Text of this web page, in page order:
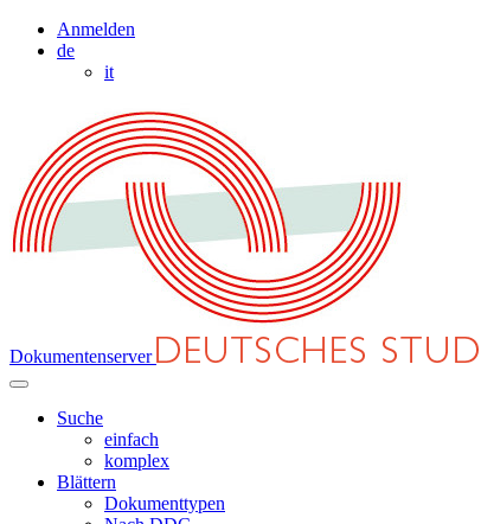
Anmelden
de
it
Dokumentenserver
Suche
einfach
komplex
Blättern
Dokumenttypen